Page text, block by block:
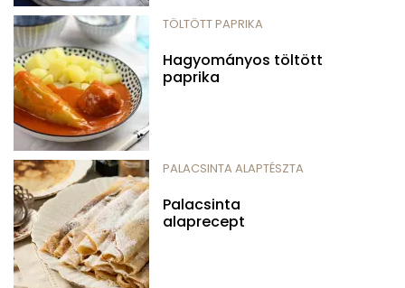
TÖLTÖTT PAPRIKA
Hagyományos töltött
paprika
PALACSINTA ALAPTÉSZTA
Palacsinta
alaprecept